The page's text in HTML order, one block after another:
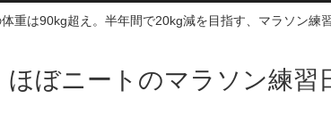
重は90kg超え。半年間で20kg減を目指す、マラソン練
ほぼニートのマラソン練習